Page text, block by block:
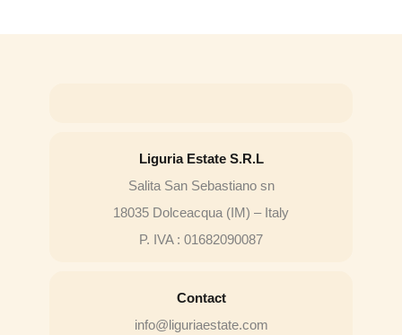
Liguria Estate S.R.L
Salita San Sebastiano sn
18035 Dolceacqua (IM) – Italy
P. IVA : 01682090087
Contact
info@liguriaestate.com